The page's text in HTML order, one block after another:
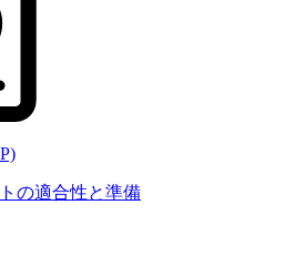
の適合性と準備